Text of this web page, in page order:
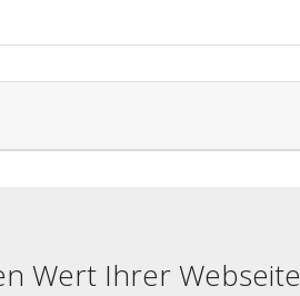
Wert Ihrer Webseite